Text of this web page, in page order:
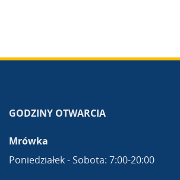
GODZINY OTWARCIA
Mrówka
Poniedziałek - Sobota: 7:00-20:00